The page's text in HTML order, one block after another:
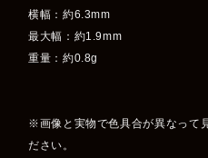
横幅：約6.3mm
最大幅：約1.9mm
重量：約0.8g
※画像と実物で色具合が異なって
ださい。